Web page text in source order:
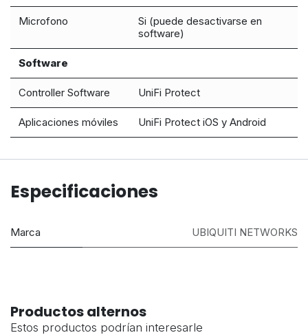
Microfono
Si (puede desactivarse en
software)
Software
Controller Software UniFi Protect
Aplicaciones móviles UniFi Protect iOS y Android
Especificaciones
Marca UBIQUITI NETWORKS
Productos alternos
Estos productos podrían interesarle